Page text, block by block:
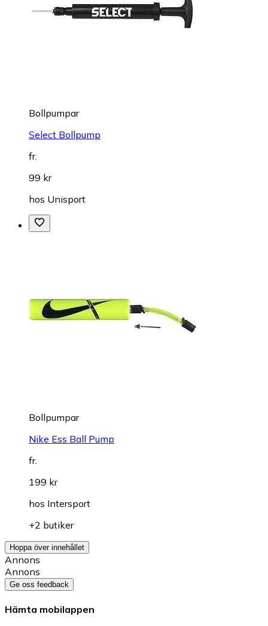
Bollpumpar
Select Bollpump
fr.
99 kr
hos Unisport
Bollpumpar
Nike Ess Ball Pump
fr.
199 kr
hos Intersport
+2 butiker
Hoppa över innehållet
Annons
Annons
Ge oss feedback
Hämta mobilappen